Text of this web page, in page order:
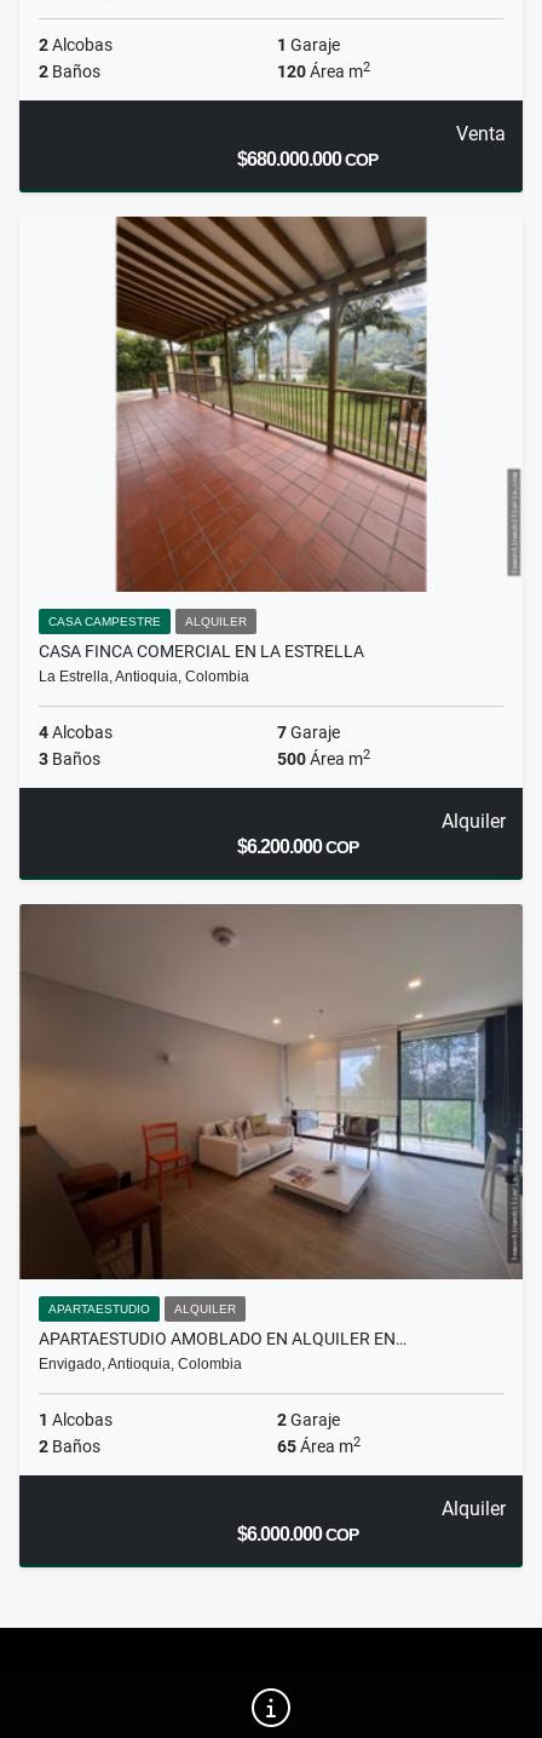
2Alcobas 1 Garaje
2 Baños 120Área m2
Venta
$680.000.000COP
CASA CAMPESTRE ALQUILER
CASA FINCA COMERCIAL EN LA ESTRELLA
La Estrella, Antioquia, Colombia
4Alcobas 7Garaje
3 Baños 500Área m2
Alquiler
$6.200.000COP
APARTAESTUDIO ALQUILER
APARTAESTUDIO AMOBLADO EN ALQUILER EN…
Envigado, Antioquia, Colombia
1 Alcobas 2Garaje
2 Baños 65Área m2
Alquiler
$6.000.000COP